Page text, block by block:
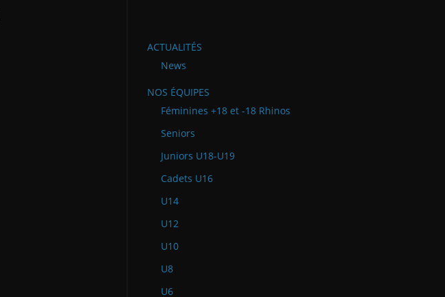
ACTUALITÉS
News
NOS ÉQUIPES
Féminines +18 et -18 Rhinos
Seniors
Juniors U18-U19
Cadets U16
U14
U12
U10
U8
U6